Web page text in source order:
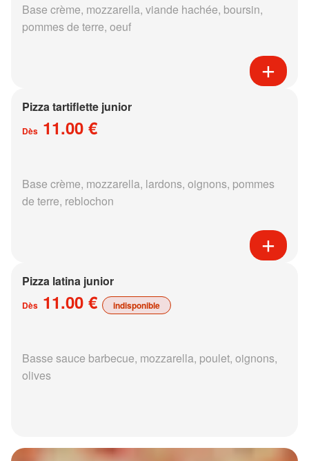
Base crème, mozzarella, viande hachée, boursin,
pommes de terre, oeuf
Pizza tartiflette junior
Dès 11.00 €
Base crème, mozzarella, lardons, oignons, pommes
de terre, reblochon
Pizza latina junior
Dès 11.00 € indisponible
Basse sauce barbecue, mozzarella, poulet, oignons,
olives